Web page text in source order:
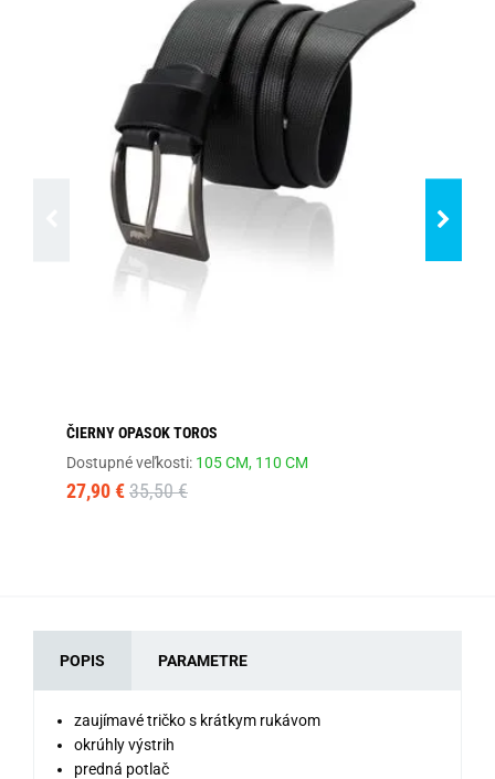
ČIERNY OPASOK TOROS
Dostupné veľkosti: 105 CM, 110 CM
27,90 € 35,50 €
POPIS PARAMETRE
zaujímavé tričko s krátkym rukávom
okrúhly výstrih
predná potlač